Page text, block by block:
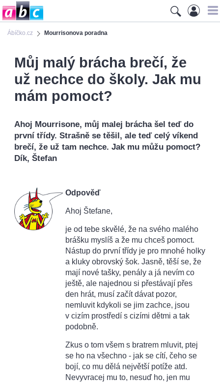
Ábíčko.cz Mourrisonova poradna
Můj malý brácha brečí, že
už nechce do školy. Jak mu
mám pomoct?
Ahoj Mourrisone, můj malej brácha šel teď do
první třídy. Strašně se těšil, ale teď celý víkend
brečí, že už tam nechce. Jak mu můžu pomoct?
Dík, Štefan
Odpověď
Ahoj Štefane,
je od tebe skvělé, že na svého malého
brášku myslíš a že mu chceš pomoct.
Nástup do první třídy je pro mnohé holky
a kluky obrovský šok. Jasně, těší se, že
mají nové tašky, penály a já nevím co
ještě, ale najednou si přestávají přes
den hrát, musí začít dávat pozor,
nemluvit kdykoli se jim zachce, jsou
v cizím prostředí s cizími dětmi a tak
podobně.
Zkus o tom všem s bratrem mluvit, ptej
se ho na všechno - jak se cítí, čeho se
bojí, co mu dělá největší potíže atd.
Nevyvracej mu to, nesuď ho, jen mu